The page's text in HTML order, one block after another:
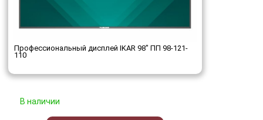
Профессиональный дисплей IKAR 98" ПП 98-121-
110
В наличии